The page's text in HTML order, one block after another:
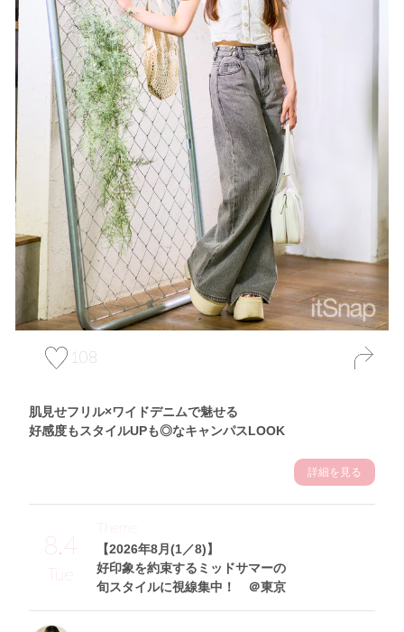
108
肌見せフリル×ワイドデニムで魅せる
好感度もスタイルUPも◎なキャンパスLOOK
詳細を見る
8.4
Tue
【2026年8月(1／8)】
好印象を約束するミッドサマーの
旬スタイルに視線集中！ ＠東京
Theme